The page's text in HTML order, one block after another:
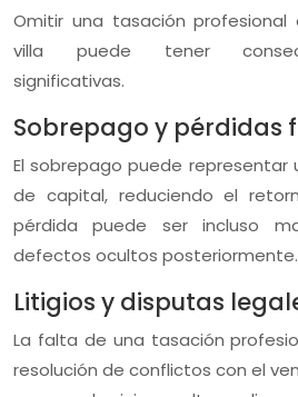
Omitir una tasación
villa puede tener
significativas.
Sobrepago y pérdidas
El sobrepago puede representar
de capital, reduciendo el
pérdida puede ser incluso
defectos ocultos posteriormente.
Litigios y disputas
La falta de una tasación
resolución de conflictos con el